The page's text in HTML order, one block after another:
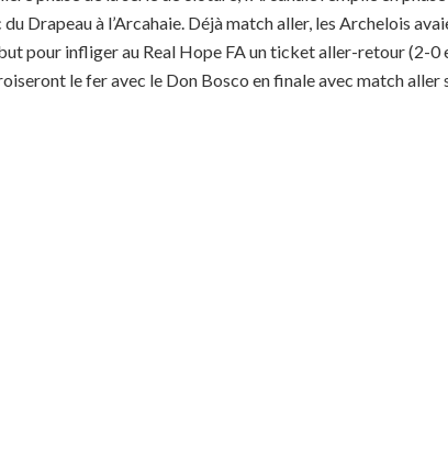
Drapeau à l’Arcahaie. Déjà match aller, les Archelois
pour infliger au Real Hope FA un ticket aller-retour (2-
le fer avec le Don Bosco en finale avec match aller